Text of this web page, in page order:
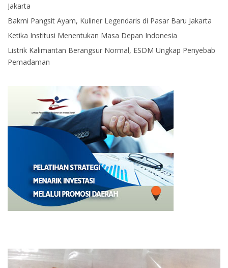
Jakarta
Bakmi Pangsit Ayam, Kuliner Legendaris di Pasar Baru Jakarta
Ketika Institusi Menentukan Masa Depan Indonesia
Listrik Kalimantan Berangsur Normal, ESDM Ungkap Penyebab
Pemadaman